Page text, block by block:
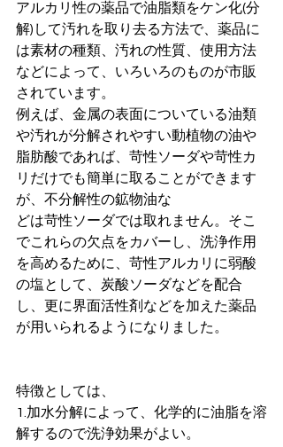
アルカリ性の薬品で油脂類をケン化(分
解)して汚れを取り去る方法で、薬品に
は素材の種類、汚れの性質、使用方法
などによって、いろいろのものが市販
されています。
例えば、金属の表面についている油類
や汚れが分解されやすい動植物の油や
脂肪酸であれば、苛性ソーダや苛性カ
リだけでも簡単に取ることができます
が、不分解性の鉱物油な
どは苛性ソーダでは取れません。そこ
でこれらの欠点をカバーし、洗浄作用
を高めるために、苛性アルカリに弱酸
の塩として、炭酸ソーダなどを配合
し、更に界面活性剤などを加えた薬品
が用いられるようになりました。
特徴としては、
1.加水分解によって、化学的に油脂を溶
解するので洗浄効果がよい。